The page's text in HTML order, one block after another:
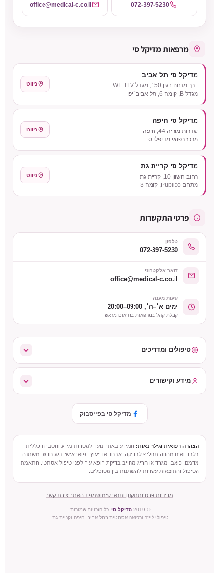
072-397-5230
office@medical-c.co.il
מרפאות מדיקל סי
מדיקל סי תל אביב
דרך מנחם בגין 150, מגדל WE TLV
מגדל B, קומה 6, תל אביב־יפו
ניווט
מדיקל סי חיפה
שדרות מוריה 44, חיפה
מרכז רפואי מדיפלייס
ניווט
מדיקל סי קריית גת
רחוב חשוון 10, קריית גת
מתחם Publico, קומה 3
ניווט
פרטי התקשרות
טלפון
072-397-5230
דואר אלקטרוני
office@medical-c.co.il
שעות מענה
ימים א׳–ה׳, 09:00–20:00
קבלת קהל במרפאות בתיאום מראש
טיפולים ומדריכים
מידע וקישורים
מדיקל סי בפייסבוק
הצהרה רפואית וגילוי נאות:המידע באתר נועד למטרות מידע והסברה כללית
בלבד ואינו מהווה תחליף לבדיקה, אבחון או ייעוץ רפואי אישי. נגע חדש, משתנה,
מדמם, כואב, מגרד או חריג מחייב בדיקת רופא עור לפני טיפול אסתטי. התאמת
הטיפול והתוצאות עשויות להשתנות בין מטופלים.
מדיניות פרטיותתקנון ותנאי שימושמפת האתריצירת קשר
© 2019 מדיקל סי. כל הזכויות שמורות.
טיפולי לייזר ורפואה אסתטית בתל אביב, חיפה וקריית גת.